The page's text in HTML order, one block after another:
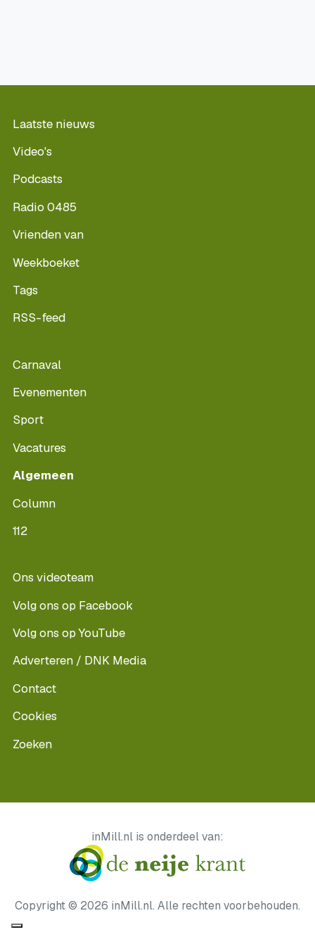
Laatste nieuws
Video's
Podcasts
Radio 0485
Vrienden van
Weekboeket
Tags
RSS-feed
Carnaval
Evenementen
Sport
Vacatures
Algemeen
Column
112
Ons videoteam
Volg ons op Facebook
Volg ons op YouTube
Adverteren / DNK Media
Contact
Cookies
Zoeken
inMill.nl is onderdeel van:
Copyright © 2026 inMill.nl. Alle rechten voorbehouden.